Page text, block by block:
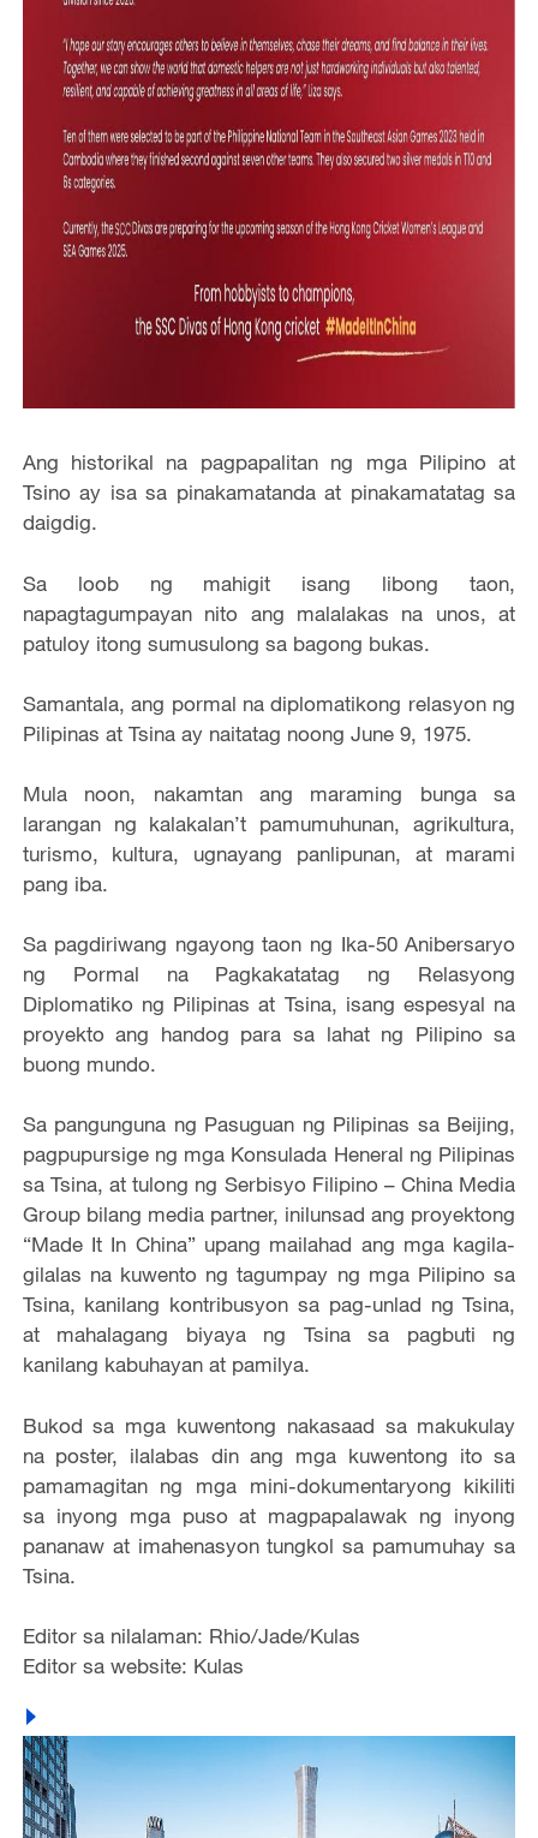
Ang historikal na pagpapalitan ng mga Pilipino at
Tsino ay isa sa pinakamatanda at pinakamatatag sa
daigdig.
Sa loob ng mahigit isang libong taon,
napagtagumpayan nito ang malalakas na unos, at
patuloy itong sumusulong sa bagong bukas.
Samantala, ang pormal na diplomatikong relasyon ng
Pilipinas at Tsina ay naitatag noong June 9, 1975.
Mula noon, nakamtan ang maraming bunga sa
larangan ng kalakalan’t pamumuhunan, agrikultura,
turismo, kultura, ugnayang panlipunan, at marami
pang iba.
Sa pagdiriwang ngayong taon ng Ika-50 Anibersaryo
ng Pormal na Pagkakatatag ng Relasyong
Diplomatiko ng Pilipinas at Tsina, isang espesyal na
proyekto ang handog para sa lahat ng Pilipino sa
buong mundo.
Sa pangunguna ng Pasuguan ng Pilipinas sa Beijing,
pagpupursige ng mga Konsulada Heneral ng Pilipinas
sa Tsina, at tulong ng Serbisyo Filipino – China Media
Group bilang media partner, inilunsad ang proyektong
“Made It In China” upang mailahad ang mga kagila-
gilalas na kuwento ng tagumpay ng mga Pilipino sa
Tsina, kanilang kontribusyon sa pag-unlad ng Tsina,
at mahalagang biyaya ng Tsina sa pagbuti ng
kanilang kabuhayan at pamilya.
Bukod sa mga kuwentong nakasaad sa makukulay
na poster, ilalabas din ang mga kuwentong ito sa
pamamagitan ng mga mini-dokumentaryong kikiliti
sa inyong mga puso at magpapalawak ng inyong
pananaw at imahenasyon tungkol sa pamumuhay sa
Tsina.
Editor sa nilalaman: Rhio/Jade/Kulas
Editor sa website: Kulas